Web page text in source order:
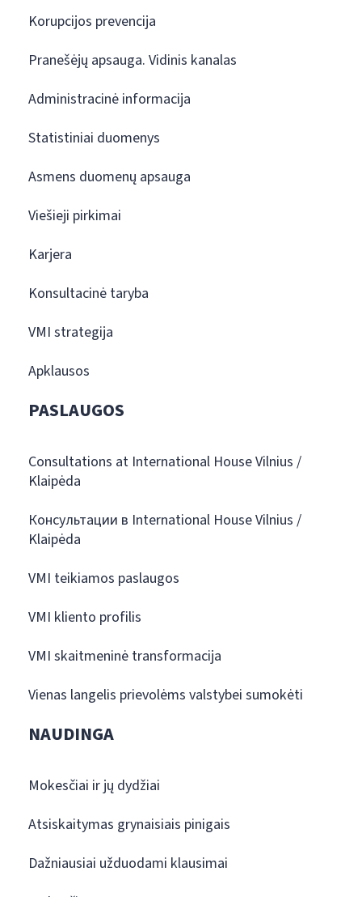
Korupcijos prevencija
Pranešėjų apsauga. Vidinis kanalas
Administracinė informacija
Statistiniai duomenys
Asmens duomenų apsauga
Viešieji pirkimai
Karjera
Konsultacinė taryba
VMI strategija
Apklausos
PASLAUGOS
Consultations at International House Vilnius /
Klaipėda
Консультации в International House Vilnius /
Klaipėda
VMI teikiamos paslaugos
VMI kliento profilis
VMI skaitmeninė transformacija
Vienas langelis prievolėms valstybei sumokėti
NAUDINGA
Mokesčiai ir jų dydžiai
Atsiskaitymas grynaisiais pinigais
Dažniausiai užduodami klausimai